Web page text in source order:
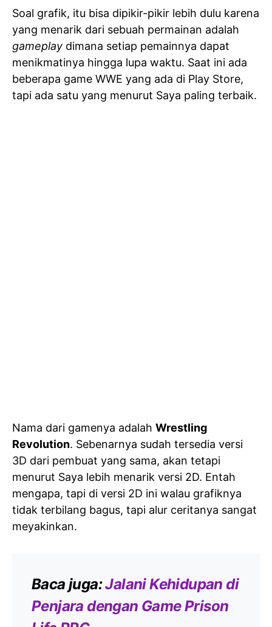
Soal grafik, itu bisa dipikir-pikir lebih dulu karena
yang menarik dari sebuah permainan adalah
gameplay dimana setiap pemainnya dapat
menikmatinya hingga lupa waktu. Saat ini ada
beberapa game WWE yang ada di Play Store,
tapi ada satu yang menurut Saya paling terbaik.
Nama dari gamenya adalah Wrestling
Revolution. Sebenarnya sudah tersedia versi
3D dari pembuat yang sama, akan tetapi
menurut Saya lebih menarik versi 2D. Entah
mengapa, tapi di versi 2D ini walau grafiknya
tidak terbilang bagus, tapi alur ceritanya sangat
meyakinkan.
Baca juga:Jalani Kehidupan di
Penjara dengan Game Prison